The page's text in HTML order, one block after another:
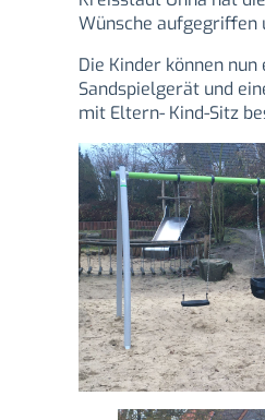
Wünsche aufgegriffen
Die Kinder können nun
Sandspielgerät und
mit Eltern- Kind-Sitz